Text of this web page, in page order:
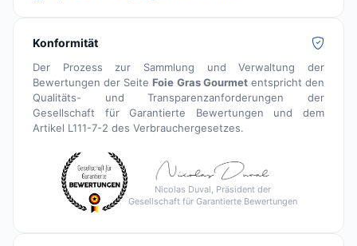
Konformität
Der Prozess zur Sammlung und Verwaltung der
Bewertungen der SeiteFoie Gras Gourmetentspricht den
Qualitäts- und Transparenzanforderungen der
Gesellschaft für Garantierte Bewertungen und dem
Artikel L111-7-2 des Verbrauchergesetzes.
Nicolas Duval, Präsident der
Gesellschaft für Garantierte Bewertungen